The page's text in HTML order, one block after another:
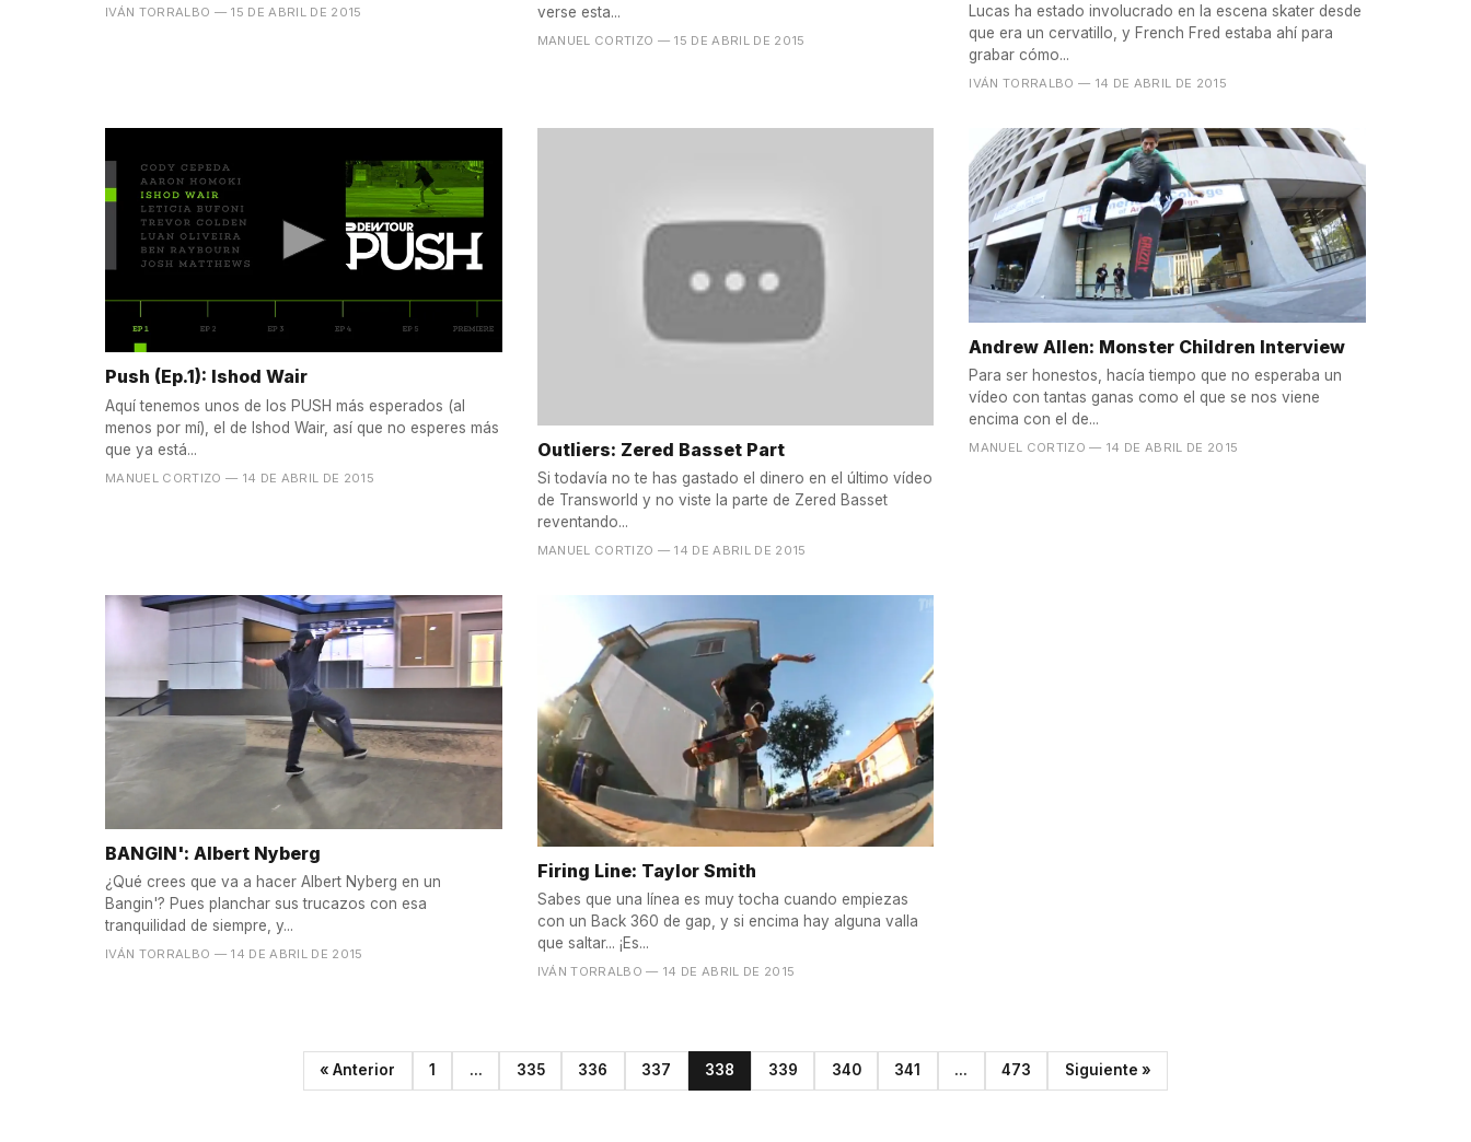
IVÁN TORRALBO — 15 DE ABRIL DE 2015
verse esta...
MANUEL CORTIZO — 15 DE ABRIL DE 2015
Lucas ha estado involucrado en la escena skater desde
que era un cervatillo, y French Fred estaba ahí para
grabar cómo...
IVÁN TORRALBO — 14 DE ABRIL DE 2015
Push (Ep.1): Ishod Wair
Aquí tenemos unos de los PUSH más esperados (al
menos por mí), el de Ishod Wair, así que no esperes más
que ya está...
MANUEL CORTIZO — 14 DE ABRIL DE 2015
Outliers: Zered Basset Part
Si todavía no te has gastado el dinero en el último vídeo
de Transworld y no viste la parte de Zered Basset
reventando...
MANUEL CORTIZO — 14 DE ABRIL DE 2015
Andrew Allen: Monster Children Interview
Para ser honestos, hacía tiempo que no esperaba un
vídeo con tantas ganas como el que se nos viene
encima con el de...
MANUEL CORTIZO — 14 DE ABRIL DE 2015
BANGIN': Albert Nyberg
¿Qué crees que va a hacer Albert Nyberg en un
Bangin'? Pues planchar sus trucazos con esa
tranquilidad de siempre, y...
IVÁN TORRALBO — 14 DE ABRIL DE 2015
Firing Line: Taylor Smith
Sabes que una línea es muy tocha cuando empiezas
con un Back 360 de gap, y si encima hay alguna valla
que saltar... ¡Es...
IVÁN TORRALBO — 14 DE ABRIL DE 2015
« Anterior 1 ... 335 336 337 338 339 340 341 ... 473 Siguiente »